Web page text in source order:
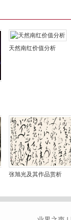
天然南红价值分析
张旭光及其作品赏析